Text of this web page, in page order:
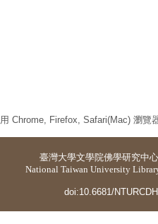
Chrome, Firefox, Safari(Mac) 瀏覽
臺灣大學文學院佛學研究中心
National Taiwan University
doi:10.6681/